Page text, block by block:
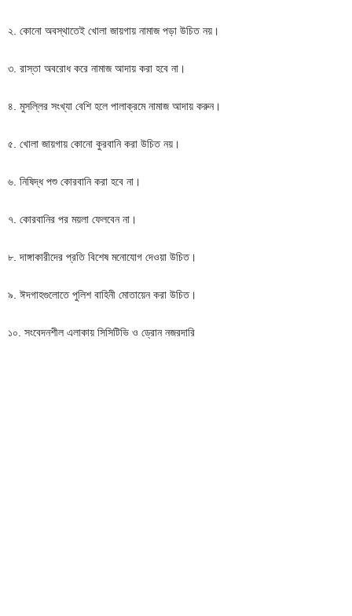
২. কোনো অবস্থাতেই খোলা জায়গায় নামাজ পড়া উচিত নয়।
৩. রাস্তা অবরোধ করে নামাজ আদায় করা হবে না।
৪. মুসল্লির সংখ্যা বেশি হলে পালাক্রমে নামাজ আদায় করুন।
৫. খোলা জায়গায় কোনো কুরবানি করা উচিত নয়।
৬. নিষিদ্ধ পশু কোরবানি করা হবে না।
৭. কোরবানির পর ময়লা ফেলবেন না।
৮. দাঙ্গাকারীদের প্রতি বিশেষ মনোযোগ দেওয়া উচিত।
৯. ঈদগাহগুলোতে পুলিশ বাহিনী মোতায়েন করা উচিত।
১০. সংবেদনশীল এলাকায় সিসিটিভি ও ড্রোন নজরদারি